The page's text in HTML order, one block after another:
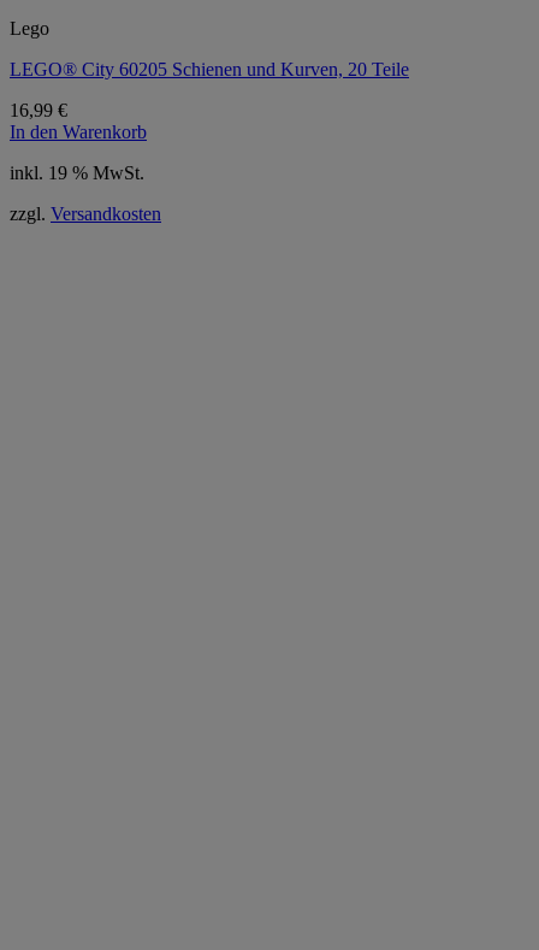
Lego
LEGO® City 60205 Schienen und Kurven, 20 Teile
16,99 €
In den Warenkorb
inkl. 19 % MwSt.
zzgl. Versandkosten